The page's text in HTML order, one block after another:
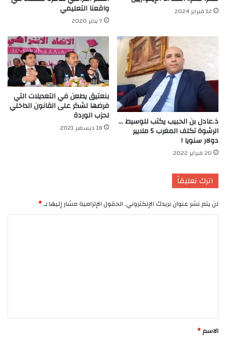
12 فبراير 2024 واقعنا التعليمي
7 يناير 2020
ذ.عادل بن الحبيب يكتب للوسيط …
الرشوة تكلف المغرب 5 ملايير
دولار سنويا !
20 فبراير 2022
بنعتيق يطعن في التعديلات التي
فرضها لشكر على القانون الداخلي
لحزب الوردة
18 ديسمبر 2021
اترك تعليقاً
لن يتم نشر عنوان بريدك الإلكتروني.الحقول الإلزامية مشار إليها بـ*
*
الاسم*